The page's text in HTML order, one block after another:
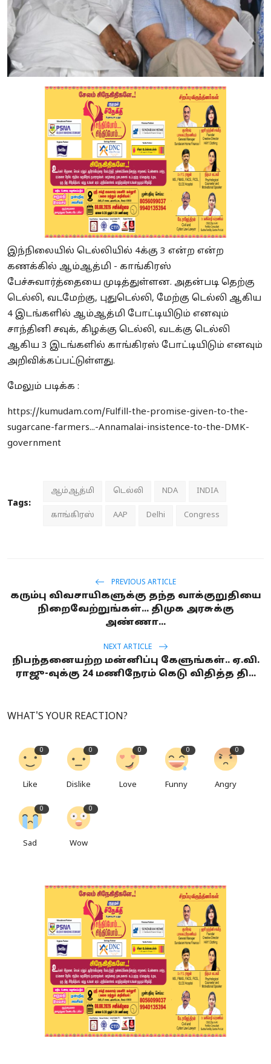
இந்நிலையில் டெல்லியில் 4க்கு 3 என்ற என்ற
கணக்கில் ஆம்ஆத்மி - காங்கிரஸ்
பேச்சுவார்த்தையை முடித்துள்ளன. அதன்படி தெற்கு
டெல்லி, வடமேற்கு, புதுடெல்லி, மேற்கு டெல்லி ஆகிய
4 இடங்களில் ஆம்ஆத்மி போட்டியிடும் எனவும்
சாந்தினி சவுக், கிழக்கு டெல்லி, வடக்கு டெல்லி
ஆகிய 3 இடங்களில் காங்கிரஸ் போட்டியிடும் எனவும்
அறிவிக்கப்பட்டுள்ளது.
மேலும் படிக்க :
https://kumudam.com/Fulfill-the-promise-given-to-the-
sugarcane-farmers...-Annamalai-insistence-to-the-DMK-
government
Tags:
ஆம்ஆத்மி டெல்லி NDA INDIA
காங்கிரஸ் AAP Delhi Congress
PREVIOUS ARTICLE
கரும்பு விவசாயிகளுக்கு தந்த வாக்குறுதியை
நிறைவேற்றுங்கள்... திமுக அரசுக்கு
அண்ணா...
NEXT ARTICLE
நிபந்தனையற்ற மன்னிப்பு கேளுங்கள்.. ஏ.வி.
ராஜு-வுக்கு 24 மணிநேரம் கெடு விதித்த தி...
WHAT'S YOUR REACTION?
0
Like
0
Dislike
0
Love
0
Funny
0
Angry
0
Sad
0
Wow